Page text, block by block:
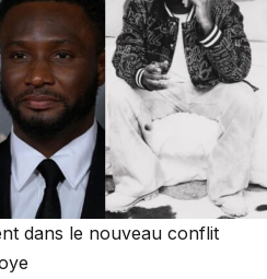
dans le nouveau conflit